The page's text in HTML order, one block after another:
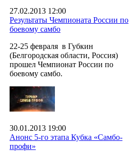
27.02.2013 12:00
Результаты Чемпионата России по
боевому самбо
22-25 февраля в Губкин
(Белгородская области, Россия)
прошел Чемпионат России по
боевому самбо.
30.01.2013 19:00
Анонс 5-го этапа Кубка «Самбо-
профи»